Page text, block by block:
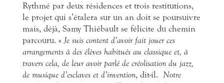
Rythmé par deux résidences et trois restitutions,
le projet qui s’étalera sur un an doit se poursuivre
mais, déjà, Samy Thiébault se félicite du chemin
parcouru. «Je suis content d’avoir fait jouer ces
arrangements à des élèves habitués au classique et, à
travers cela, de leur avoir parlé de créolisation du jazz,
de musique d’esclaves et d’invention, dit-il. Notre